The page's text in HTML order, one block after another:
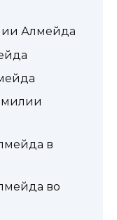
Алмейда
в
во